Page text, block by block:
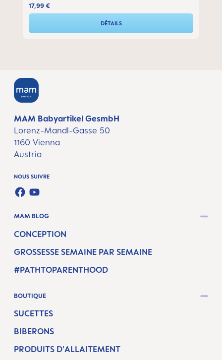
17,99 €
DÉTAILS
MAM Babyartikel GesmbH
Lorenz-Mandl-Gasse 50
1160 Vienna
Austria
NOUS SUIVRE
FACEBOOK
YOUTUBE
MAM BLOG
CONCEPTION
GROSSESSE SEMAINE PAR SEMAINE
#PATHTOPARENTHOOD
BOUTIQUE
SUCETTES
BIBERONS
PRODUITS D'ALLAITEMENT